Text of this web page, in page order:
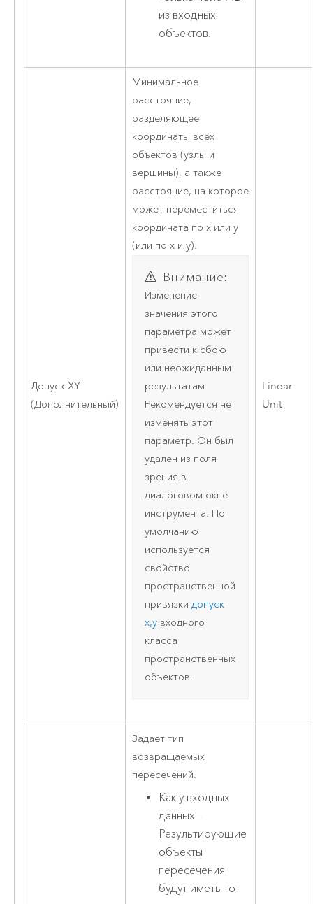
из входных
объектов.
Допуск XY
(Дополнительный)
Минимальное
расстояние,
разделяющее
координаты всех
объектов (узлы и
вершины), а также
расстояние, на которое
может переместиться
координата по x или y
(или по x и y).
Внимание:
Изменение
значения этого
параметра может
привести к сбою
или неожиданным
результатам.
Рекомендуется не
изменять этот
параметр. Он был
удален из поля
зрения в
диалоговом окне
инструмента. По
умолчанию
используется
свойство
пространственной
привязкидопуск
x,y входного
класса
пространственных
объектов.
Linear
Unit
Задает тип
возвращаемых
пересечений.
Как у входных
данных—
Результирующие
объекты
пересечения
будут иметь тот